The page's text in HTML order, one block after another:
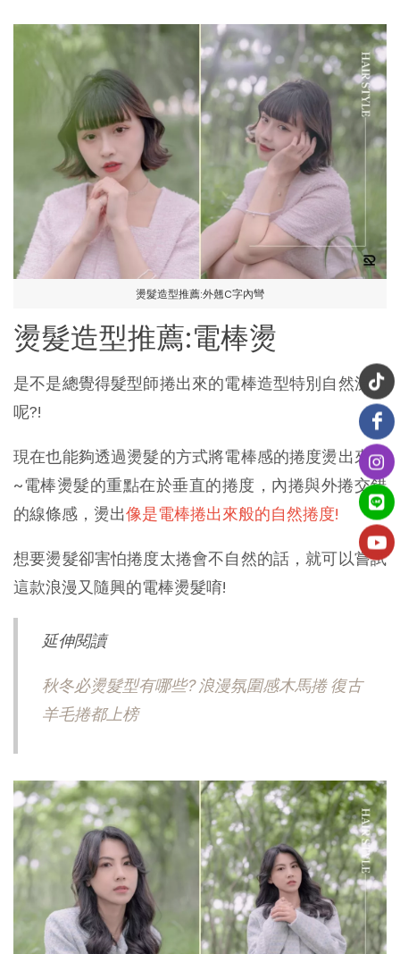
燙髮造型推薦:外翹C字內彎
燙髮造型推薦:電棒燙
是不是總覺得髮型師捲出來的電棒造型特別自然漂亮
呢?!
現在也能夠透過燙髮的方式將電棒感的捲度燙出來摟
~電棒燙髮的重點在於垂直的捲度，內捲與外捲交錯
的線條感，燙出像是電棒捲出來般的自然捲度!
想要燙髮卻害怕捲度太捲會不自然的話，就可以嘗試
這款浪漫又隨興的電棒燙髮唷!
延伸閱讀
秋冬必燙髮型有哪些? 浪漫氛圍感木馬捲 復古
羊毛捲都上榜